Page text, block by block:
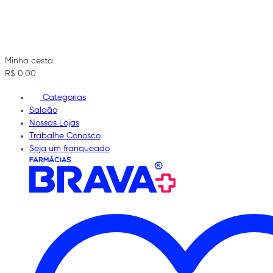
Minha cesta
R$ 0,00
Categorias
Saldão
Nossas Lojas
Trabalhe Conosco
Seja um franqueado